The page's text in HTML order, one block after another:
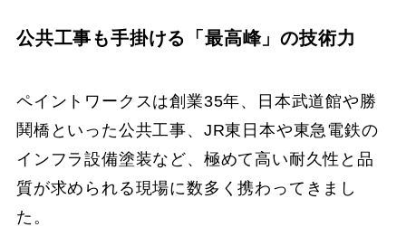
公共工事も手掛ける「最高峰」の技術力
ペイントワークスは創業35年、日本武道館や勝
鬨橋といった公共工事、JR東日本や東急電鉄の
インフラ設備塗装など、極めて高い耐久性と品
質が求められる現場に数多く携わってきまし
た。